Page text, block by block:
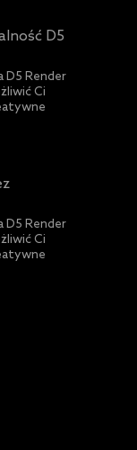
D5
D5 Render
Ci
D5 Render
Ci